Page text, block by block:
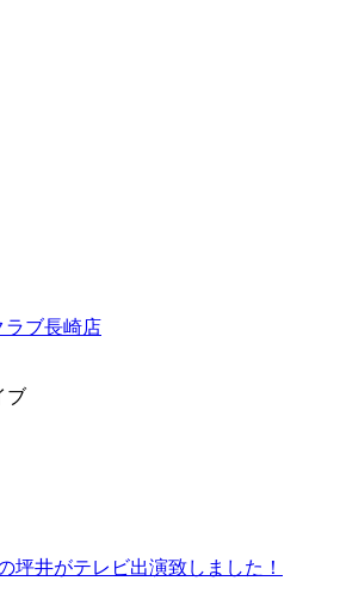
ラブ長崎店
ブ
坪井がテレビ出演致しました！